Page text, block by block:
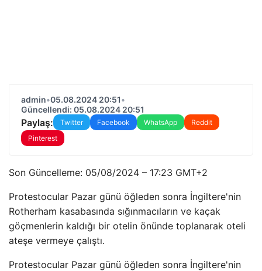
admin•05.08.2024 20:51•
Güncellendi: 05.08.2024 20:51
Paylaş: Twitter Facebook WhatsApp
Reddit
Pinterest
Son Güncelleme: 05/08/2024 – 17:23 GMT+2
Protestocular Pazar günü öğleden sonra İngiltere'nin
Rotherham kasabasında sığınmacıların ve kaçak
göçmenlerin kaldığı bir otelin önünde toplanarak oteli
ateşe vermeye çalıştı.
Protestocular Pazar günü öğleden sonra İngiltere'nin